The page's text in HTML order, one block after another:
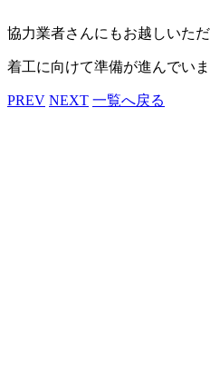
協力業者さんにもお越しいた
着工に向けて準備が進んでいま
PREV NEXT 一覧へ戻る